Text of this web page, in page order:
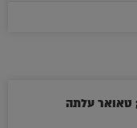
טאואר עלתה